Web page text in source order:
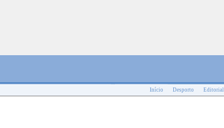
Início Desporto Editorial